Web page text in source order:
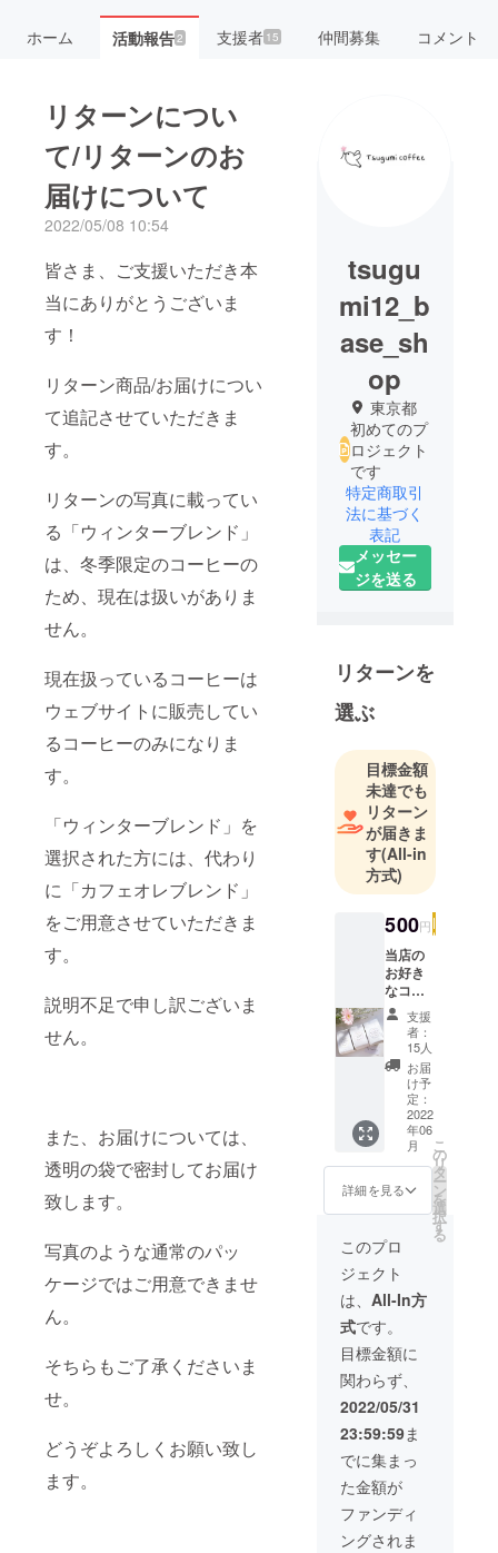
ホーム 活動報告2 支援者 15 仲間募集 コメント
リターンについ
て/リターンのお
届けについて
2022/05/08 10:54
皆さま、ご支援いただき本
当にありがとうございま
す！
リターン商品/お届けについ
て追記させていただきま
す。
リターンの写真に載ってい
る「ウィンターブレンド」
は、冬季限定のコーヒーの
ため、現在は扱いがありま
せん。
現在扱っているコーヒーは
ウェブサイトに販売してい
るコーヒーのみになりま
す。
「ウィンターブレンド」を
選択された方には、代わり
に「カフェオレブレンド」
をご用意させていただきま
す。
説明不足で申し訳ございま
せん。
また、お届けについては、
透明の袋で密封してお届け
致します。
写真のような通常のパッ
ケージではご用意できませ
ん。
そちらもご了承くださいま
せ。
どうぞよろしくお願い致し
ます。
tsugu
mi12_b
ase_sh
op
東京都
初めてのプ
ロジェクト
です
特定商取引
法に基づく
表記
メッセー
ジを送る
リターンを
選ぶ
目標金額
未達でも
リターン
が届きま
す(All-in
方式)
500円
当店の
お好き
なコー
ヒー豆
200g＋
ポップ
アップ
ストア
やオン
ライン
ショッ
プで使
える
20%OF
Fクーポ
ン （豆
は挽く
ことま
できま
す！）
お好き
なコー
ヒー
（２種
類まで
可）を
備考欄
にお願
い致し
ます。
チケッ
トの有
効期限
は2022
支援
者：
15人
お届
け予
定：
2022
年06
月
詳細を見る
こ
の
リ
タ
ー
ン
を
選
択
す
る
このプロ
ジェクト
は、 All-In方
式です。
目標金額に
関わらず、
2022/05/31
23:59:59ま
でに集まっ
た金額が
ファンディ
ングされま